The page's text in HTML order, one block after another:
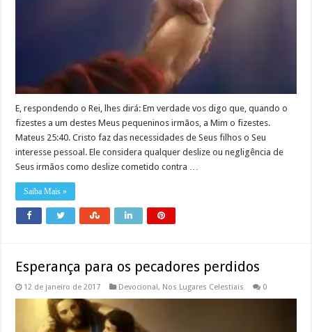
E, respondendo o Rei, lhes dirá: Em verdade vos digo que, quando o
fizestes a um destes Meus pequeninos irmãos, a Mim o fizestes.
Mateus 25:40. Cristo faz das necessidades de Seus filhos o Seu
interesse pessoal. Ele considera qualquer deslize ou negligência de
Seus irmãos como deslize cometido contra …
Saiba Mais »
Esperança para os pecadores perdidos
12 de janeiro de 2017 Devocional, Nos Lugares Celestiais 0